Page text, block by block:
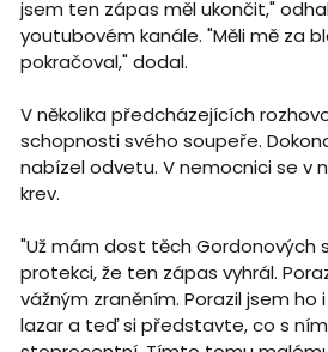
jsem ten zápas měl ukončit,"
youtubovém kanále. "Měli mě za
pokračoval," dodal.
V několika předcházejících
schopnosti svého soupeře.
nabízel odvetu. V nemocnici se v
krev.
"Už mám dost těch Gordonových
protekci, že ten zápas vyhrál.
vážným zraněním. Porazil jsem ho
lazar a teď si představte, co s